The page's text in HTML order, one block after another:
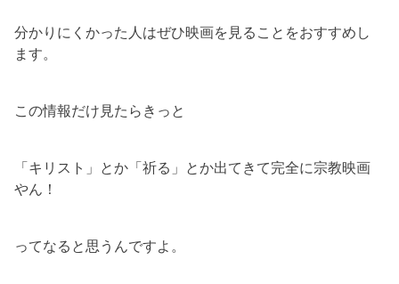
分かりにくかった人はぜひ映画を見ることをおすすめし
ます。
この情報だけ見たらきっと
「キリスト」とか「祈る」とか出てきて完全に宗教映画
やん！
ってなると思うんですよ。